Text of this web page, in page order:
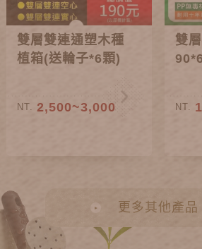
雙層雙連通塑木種
植箱(送輪子*6顆)
NT. 2,500~3,000
雙
NT.
更多其他產品